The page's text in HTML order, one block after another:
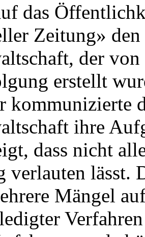
das
Zeitung»
der
erstellt
kommunizierte
ihre
dass nicht
lässt.
Mängel